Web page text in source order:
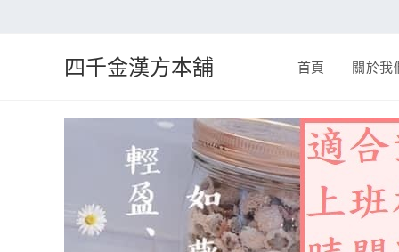
四千金漢方本舖 首頁 關於我